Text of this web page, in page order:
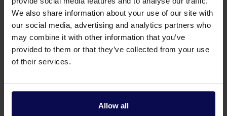
We also share information about your use of our site with
our social media, advertising and analytics partners who
may combine it with other information that you’ve
provided to them or that they’ve collected from your use
of their services.
Allow all
Zuigafdichting Storz N115
Nok 115
Sleutel Storz